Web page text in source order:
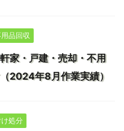
品回収
家・戸建・売却・不用
2024年8月作業実績）
処分